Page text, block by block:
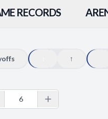
RECORDS
↑